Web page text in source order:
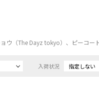
ウ（The Dayz tokyo）、ピーコー
入荷状況 指定しない